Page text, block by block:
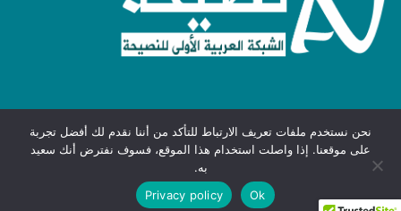
كيف تتجنب الوقوع في حبائل الشيطان كيفية الوقاية من مرض إسهال المسافر
الخصوصية |الشروط والقوانينجميع
الحقوق محفوظةلنصيحة-
نحن نستخدم ملفات تعريف الارتباط للتأكد من أننا نقدم لك أفضل تجربة
على موقعنا. إذا واصلت استخدام هذا الموقع، فسوف نفترض أنك سعيد
به.
Ok
Privacy policy